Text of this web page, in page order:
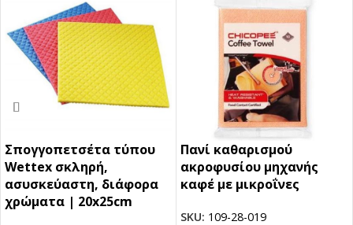
Σπογγοπετσέτα τύπου
Wettex σκληρή,
ασυσκεύαστη, διάφορα
χρώματα | 20x25cm
Πανί καθαρισμού
ακροφυσίου μηχανής
καφέ με μικροΐνες
SKU: 109-28-019